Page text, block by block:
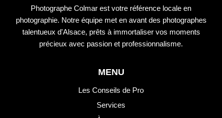
Photographe Colmar est votre référence locale en
photographie. Notre équipe met en avant des photographes
talentueux d'Alsace, prêts à immortaliser vos moments
précieux avec passion et professionnalisme.
MENU
Les Conseils de Pro
Services